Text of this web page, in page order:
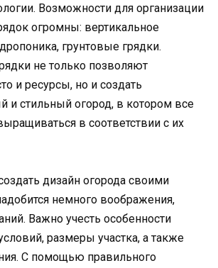
Возможности для организации
огромны: вертикальное
грунтовые грядки.
не только позволяют
и ресурсы, но и создать
и стильный огород, в котором все
в соответствии с их
дизайн огорода своими
немного воображения,
Важно учесть особенности
размеры участка, а также
С помощью правильного